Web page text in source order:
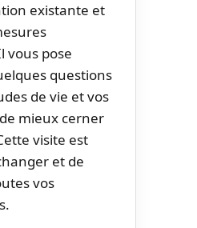
existante et
vous pose
questions
de vie et vos
mieux cerner
visite est
et de
vos